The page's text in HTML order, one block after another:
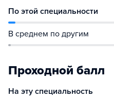
По этой специальности
В среднем по другим
Проходной балл
На эту специальность